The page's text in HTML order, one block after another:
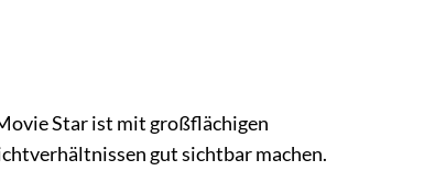
Star ist mit großflächigen
gut sichtbar machen.